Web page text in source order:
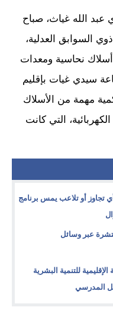
الله غياث، صباح
السوابق العدلية،
نحاسية ومعدات
سيدي غيات بإقليم
مهمة من الأسلاك
التي كانت
تجاوز أو تلاعب يمس برنامج
عبر وسائل
للتنمية البشرية